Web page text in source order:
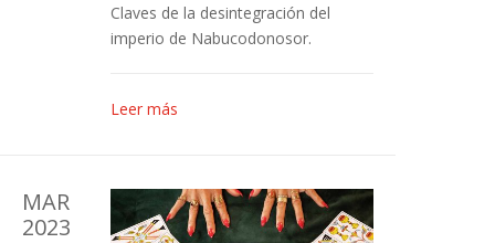
Claves de la desintegración del
imperio de Nabucodonosor.
Leer más
MAR
2023